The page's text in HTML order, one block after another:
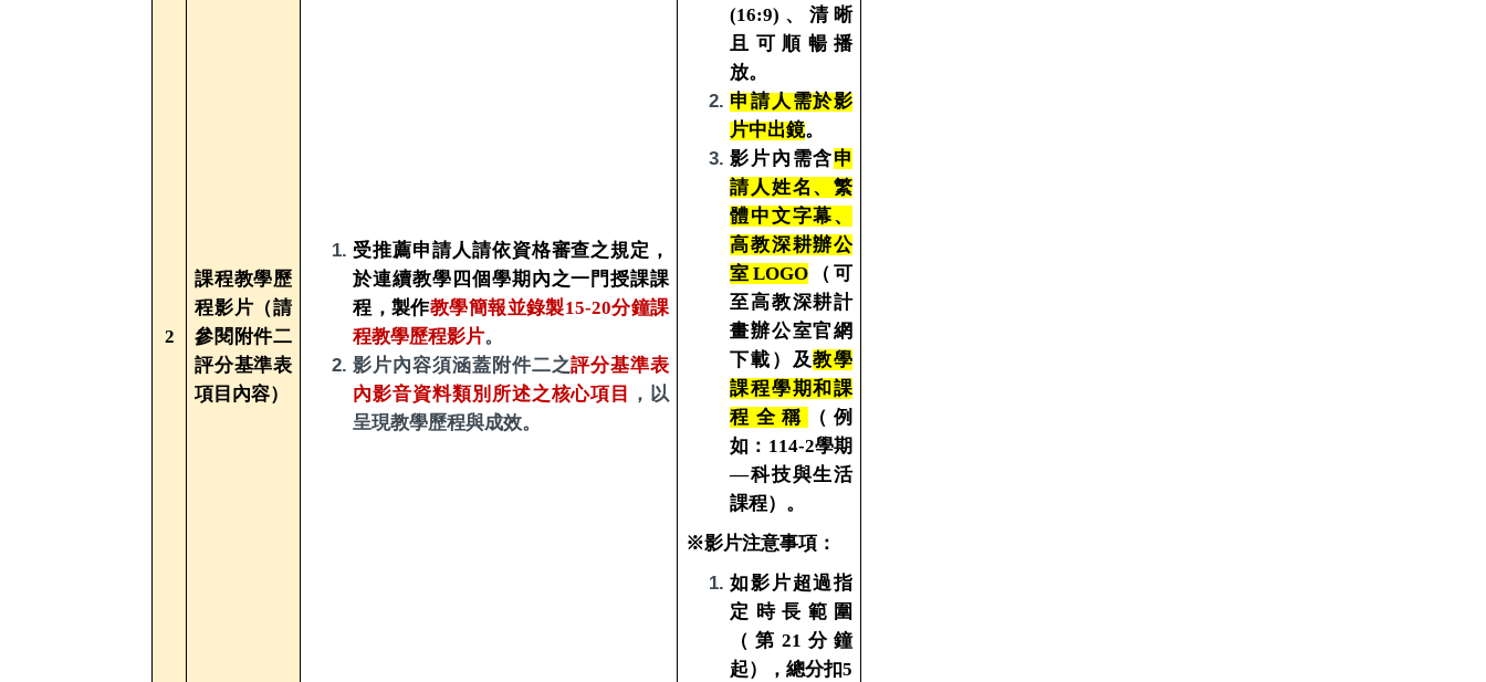
2
課程教學歷
程影片（請
參閱附件二
評分基準表
項目內容）
受推薦申請人請依資格審查之規定，
於連續教學四個學期內之一門授課課
程，製作教學簡報並錄製15-20分鐘課
程教學歷程影片。
影片內容須涵蓋附件二之評分基準表
內影音資料類別所述之核心項目
，以
呈現教學歷程與成效。
(16:9)、清晰
且可順暢播
放。
申請人需於影
片中出鏡。
影片內需含申
請人姓名 、繁
體中文字幕、
高教深耕辦公
室LOGO（可
至高教深耕計
畫辦公室官網
下載）及教學
課程學期和課
程全稱
（例
如：114-2學期
—科技與生活
課程）。
※影片注意事項：
如影片超過指
定時長範圍
（第21分鐘
起），總分扣5